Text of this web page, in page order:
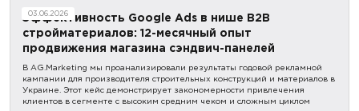
03.06.2026
Эффективность Google Ads в нише B2B
стройматериалов: 12-месячный опыт
продвижения магазина сэндвич-панелей
В AG.Marketing мы проанализировали результаты годовой рекламной
кампании для производителя строительных конструкций и материалов в
Украине. Этот кейс демонстрирует закономерности привлечения
клиентов в сегменте с высоким средним чеком и сложным циклом